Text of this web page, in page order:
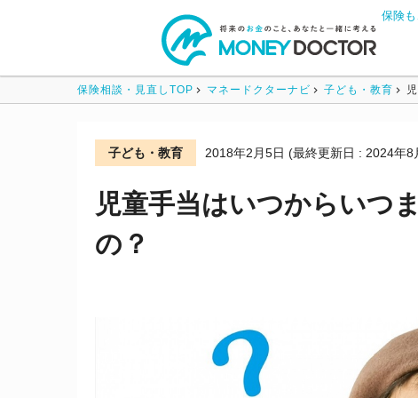
保険
保険相談・見直しTOP マネードクターナビ 子ども・教育
子ども・教育 2018年2月5日 (最終更新日 : 2024年8
児童手当はいつからいつ
の？